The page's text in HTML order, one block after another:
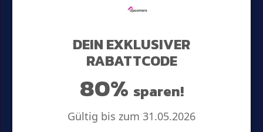
DEIN EXKLUSIVER
RABATTCODE
80% sparen!
Gültig bis zum 31.05.2026